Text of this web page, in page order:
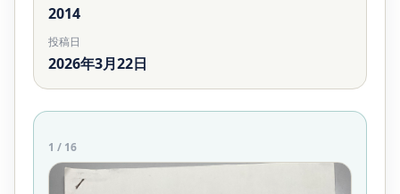
2014
投稿日
2026年3月22日
1 / 16